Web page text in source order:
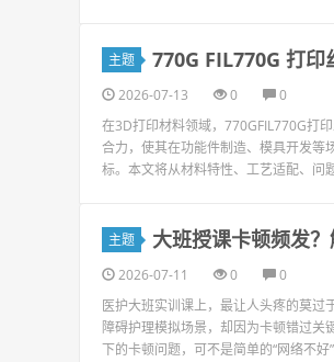
主题 770G FIL770G 打印
2026-07-13 0
0
在3D打印材料领域，770GFIL770G打
合力，使其在功能件制造、模具开发等
标。本文将从材料特性、工艺适配、问
主题 大班授课卡顿频发
2026-07-11 0
0
医护大班实训课上，最让人头疼的莫
障碍护理模拟场景，却因为卡顿错过关
下的卡顿问题，可不是简单的“网络不